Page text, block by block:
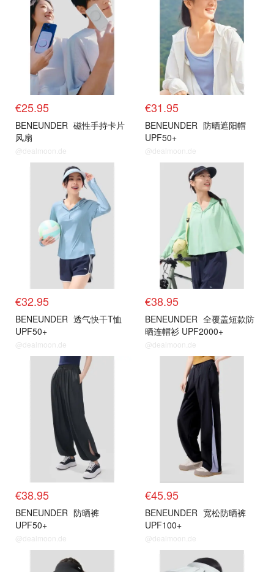
€25.95
BENEUNDER 磁性手持卡片
风扇
@dealmoon.de
€31.95
BENEUNDER 防晒遮阳帽
UPF50+
@dealmoon.de
€32.95
BENEUNDER 透气快干T恤
UPF50+
@dealmoon.de
€38.95
BENEUNDER 全覆盖短款防
晒连帽衫 UPF2000+
@dealmoon.de
€38.95
BENEUNDER 防晒裤
UPF50+
@dealmoon.de
€45.95
BENEUNDER 宽松防晒裤
UPF100+
@dealmoon.de